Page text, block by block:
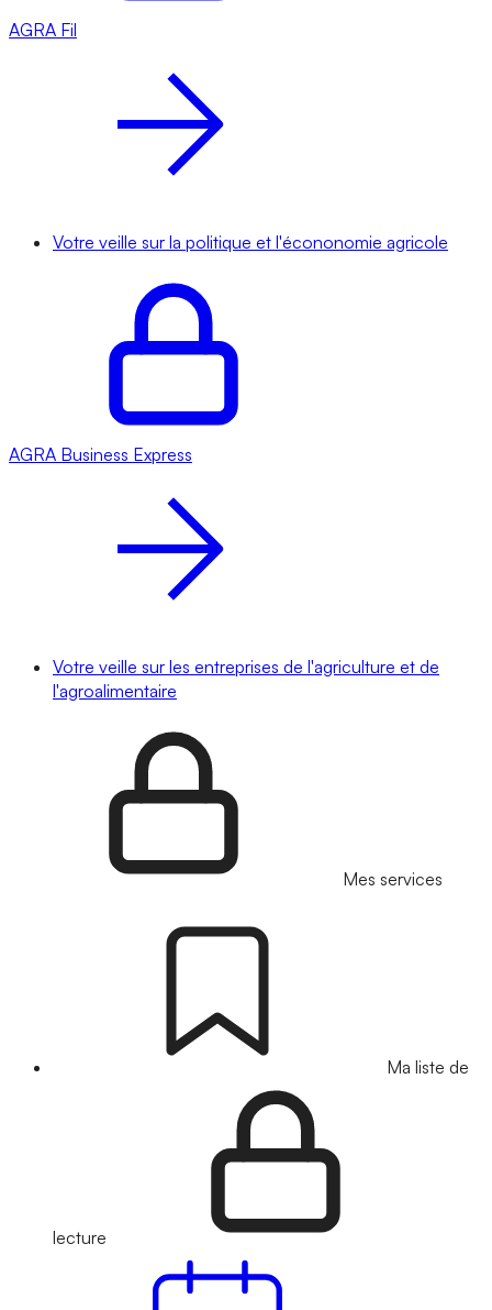
AGRA Fil
Votre veille sur la politique et l'écononomie agricole
AGRA Business Express
Votre veille sur les entreprises de l'agriculture et de
l'agroalimentaire
Mes services
Ma liste de
lecture